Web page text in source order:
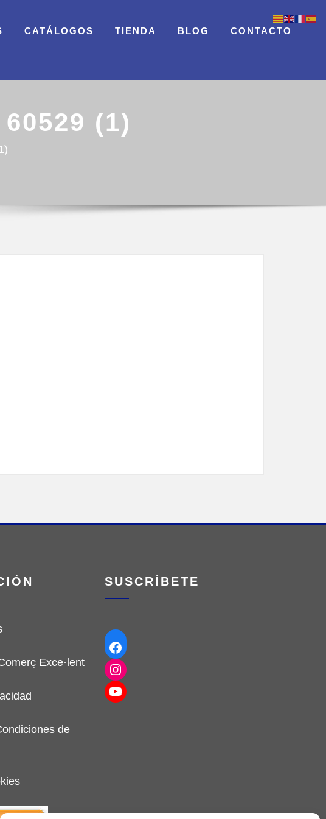
CATÁLOGOS TIENDA BLOG CONTACTO
(1)
Exce·lent
de
SUSCRÍBETE
Facebook
Instagram
YouTube